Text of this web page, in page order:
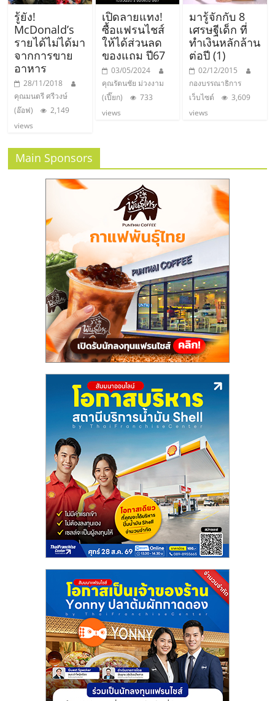
รู้ยัง!
McDonald’s
รายได้ไม่ได้มา
จากการขาย
อาหาร
28/11/2018
คุณมนตรี ศรีวงษ์
(อ๊อฟ)
2,149
views
เปิดลายแทง!
ซื้อแฟรนไชส์
ให้ได้ส่วนลด
ของแถม ปี67
03/05/2024
คุณรัตนชัย ม่วงงาม
(เปี๊ยก)
733
views
มารู้จักกับ 8
เศรษฐีเด็ก ที่
ทำเงินหลักล้าน
ต่อปี (1)
02/12/2015
กองบรรณาธิการ
เว็บไซต์
3,609
views
Main Sponsors